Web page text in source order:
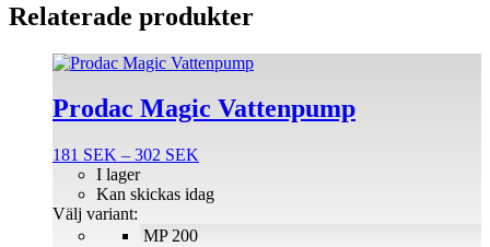
Relaterade produkter
Prodac Magic Vattenpump
181 SEK – 302 SEK
till
MP 200
I lager
Kan skickas idag
Välj variant:
Den
produkten
har
varianter.
olika
alternativen